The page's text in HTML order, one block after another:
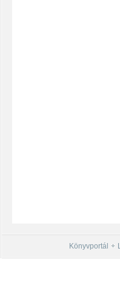
Könyvportál